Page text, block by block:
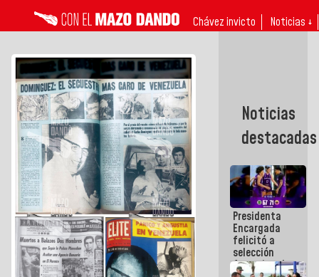
Chávez invicto Noticias ↓
Noticias
destacadas
Presidenta
Encargada
felicitó a
selección
femenina de